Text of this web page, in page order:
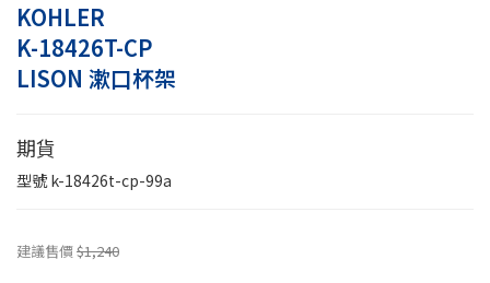
KOHLER
K-18426T-CP
LISON 漱口杯架
期貨
型號k-18426t-cp-99a
建議售價$1,240